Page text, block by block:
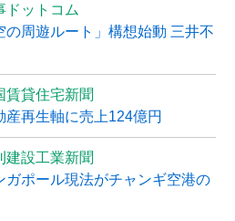
ドットコム
周遊ルート」構想始動 三井不
賃貸住宅新聞
産再生軸に売上124億円
建設工業新聞
ガポール現法がチャンギ空港の